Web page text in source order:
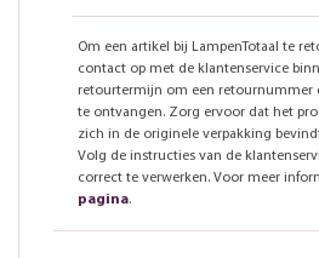
Om een artikel bij LampenTotaal te
contact op met de klantenservice
retourtermijn om een retournummer
te ontvangen. Zorg ervoor dat het
zich in de originele verpakking
Volg de instructies van de
correct te verwerken. Voor meer
pagina.